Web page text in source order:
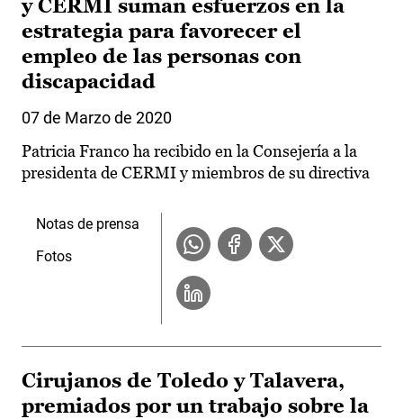
y CERMI suman esfuerzos en la
estrategia para favorecer el
empleo de las personas con
discapacidad
07 de Marzo de 2020
Patricia Franco ha recibido en la Consejería a la
presidenta de CERMI y miembros de su directiva
Notas de prensa
Fotos
Cirujanos de Toledo y Talavera,
premiados por un trabajo sobre la